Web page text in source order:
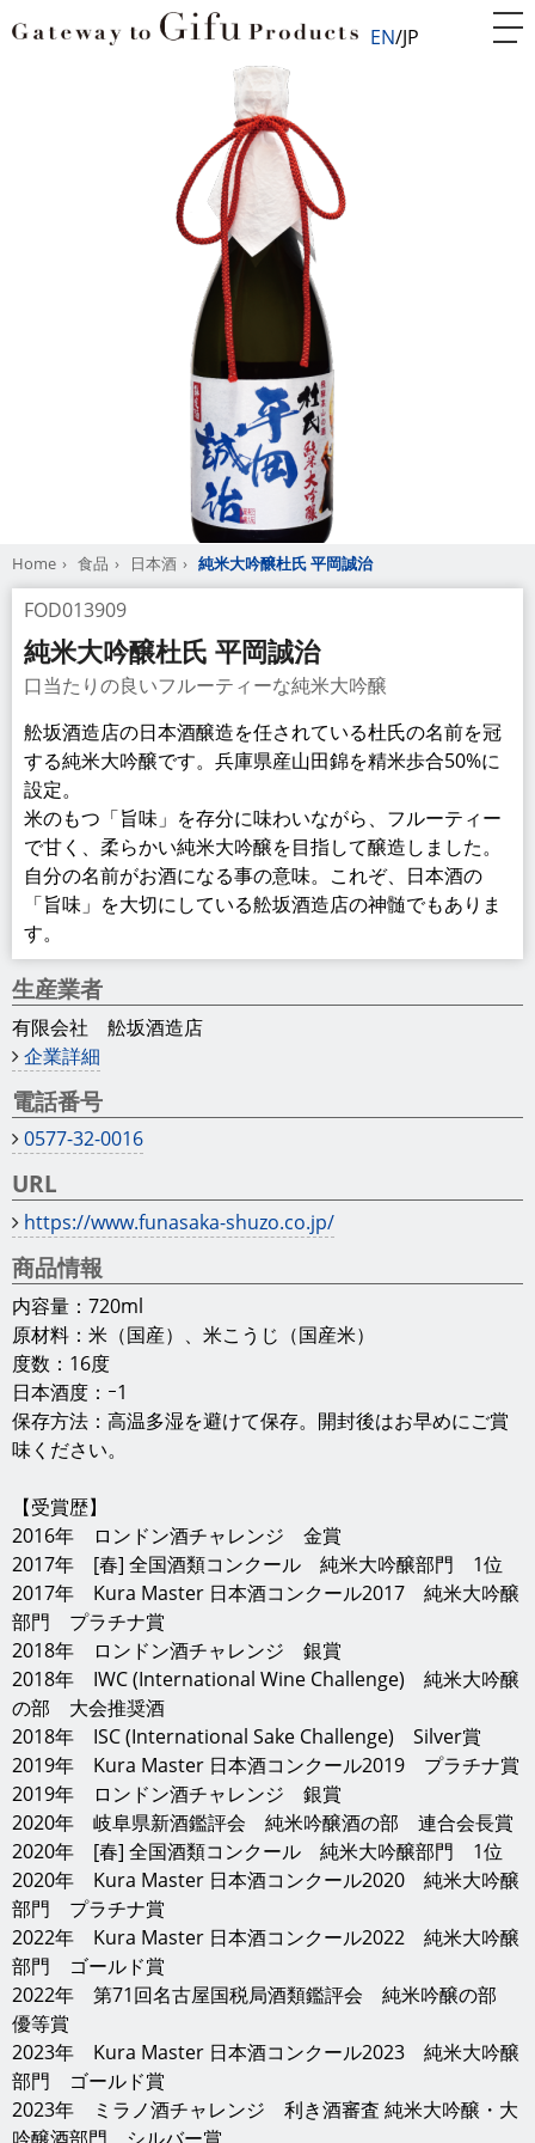
EN JP
Home 食品 日本酒 純米大吟醸杜氏 平岡誠治
FOD013909
純米大吟醸杜氏 平岡誠治
口当たりの良いフルーティーな純米大吟醸
舩坂酒造店の日本酒醸造を任されている杜氏の名前を冠
する純米大吟醸です。兵庫県産山田錦を精米歩合50%に
設定。
米のもつ「旨味」を存分に味わいながら、フルーティー
で甘く、柔らかい純米大吟醸を目指して醸造しました。
自分の名前がお酒になる事の意味。これぞ、日本酒の
「旨味」を大切にしている舩坂酒造店の神髄でもありま
す。
生産業者
有限会社 舩坂酒造店
企業詳細
電話番号
0577-32-0016
URL
https://www.funasaka-shuzo.co.jp/
商品情報
内容量：720ml
原材料：米（国産）、米こうじ（国産米）
度数：16度
日本酒度：ｰ1
保存方法：高温多湿を避けて保存。開封後はお早めにご賞
味ください。
【受賞歴】
2016年 ロンドン酒チャレンジ 金賞
2017年 [春] 全国酒類コンクール 純米大吟醸部門 1位
2017年 Kura Master 日本酒コンクール2017 純米大吟醸
部門 プラチナ賞
2018年 ロンドン酒チャレンジ 銀賞
2018年 IWC (International Wine Challenge) 純米大吟醸
の部 大会推奨酒
2018年 ISC (International Sake Challenge) Silver賞
2019年 Kura Master 日本酒コンクール2019 プラチナ賞
2019年 ロンドン酒チャレンジ 銀賞
2020年 岐阜県新酒鑑評会 純米吟醸酒の部 連合会長賞
2020年 [春] 全国酒類コンクール 純米大吟醸部門 1位
2020年 Kura Master 日本酒コンクール2020 純米大吟醸
部門 プラチナ賞
2022年 Kura Master 日本酒コンクール2022 純米大吟醸
部門 ゴールド賞
2022年 第71回名古屋国税局酒類鑑評会 純米吟醸の部
優等賞
2023年 Kura Master 日本酒コンクール2023 純米大吟醸
部門 ゴールド賞
2023年 ミラノ酒チャレンジ 利き酒審査 純米大吟醸・大
吟醸酒部門 シルバー賞